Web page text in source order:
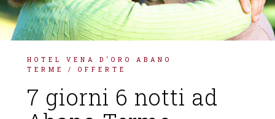
HOTEL VENA D'ORO ABANO
TERME
/OFFERTE
7 giorni 6 notti ad